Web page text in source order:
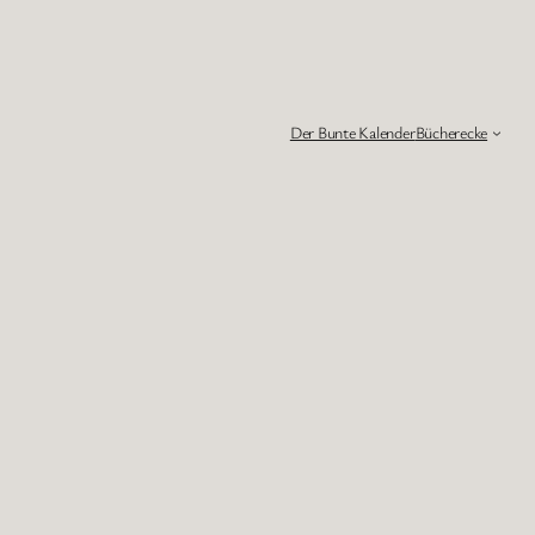
Der Bunte KalenderBücherecke